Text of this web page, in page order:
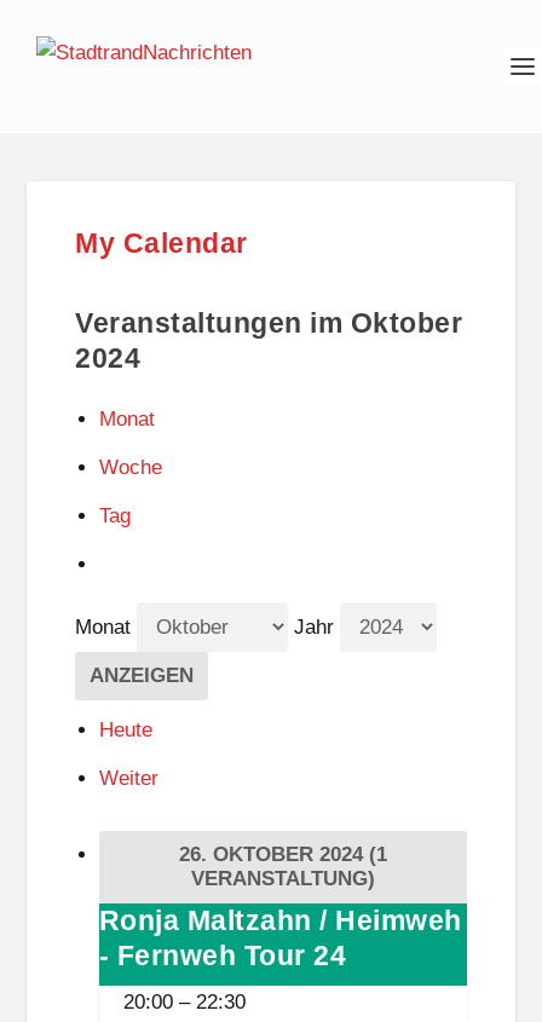
My Calendar
Veranstaltungen im Oktober
2024
Monat
Woche
Tag
Monat Jahr
Heute
Weiter
26. OKTOBER 2024 (1
VERANSTALTUNG)
Ronja
Maltzahn
/
Ronja Maltzahn / Heimweh
- Fernweh Tour 24
20:00 – 22:30